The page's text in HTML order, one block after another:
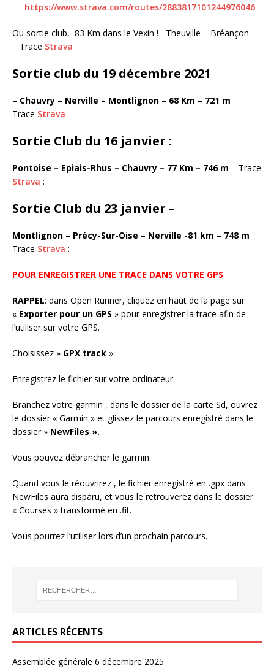
https://www.strava.com/routes/2883817101244976046
Ou sortie club, 83 Km dans le Vexin ! Theuville – Bréançon
Trace Strava
Sortie club du 19 décembre 2021
– Chauvry – Nerville – Montlignon – 68 Km – 721 m
Trace Strava
Sortie Club du 16 janvier :
Pontoise – Epiais-Rhus – Chauvry – 77 Km – 746 m Trace
Strava :
Sortie Club du 23 janvier –
Montlignon – Précy-Sur-Oise – Nerville -81 km – 748 m
Trace Strava :
POUR ENREGISTRER UNE TRACE DANS VOTRE GPS
RAPPEL: dans Open Runner, cliquez en haut de la page sur
« Exporter pour un GPS » pour enregistrer la trace afin de
l’utiliser sur votre GPS.
Choisissez » GPX track »
Enregistrez le fichier sur votre ordinateur.
Branchez votre garmin , dans le dossier de la carte Sd, ouvrez
le dossier « Garmin » et glissez le parcours enregistré dans le
dossier » NewFiles ».
Vous pouvez débrancher le garmin.
Quand vous le réouvrirez , le fichier enregistré en .gpx dans
NewFiles aura disparu, et vous le retrouverez dans le dossier
« Courses » transformé en .fit.
Vous pourrez l’utiliser lors d’un prochain parcours.
ARTICLES RÉCENTS
Assemblée générale 6 décembre 2025